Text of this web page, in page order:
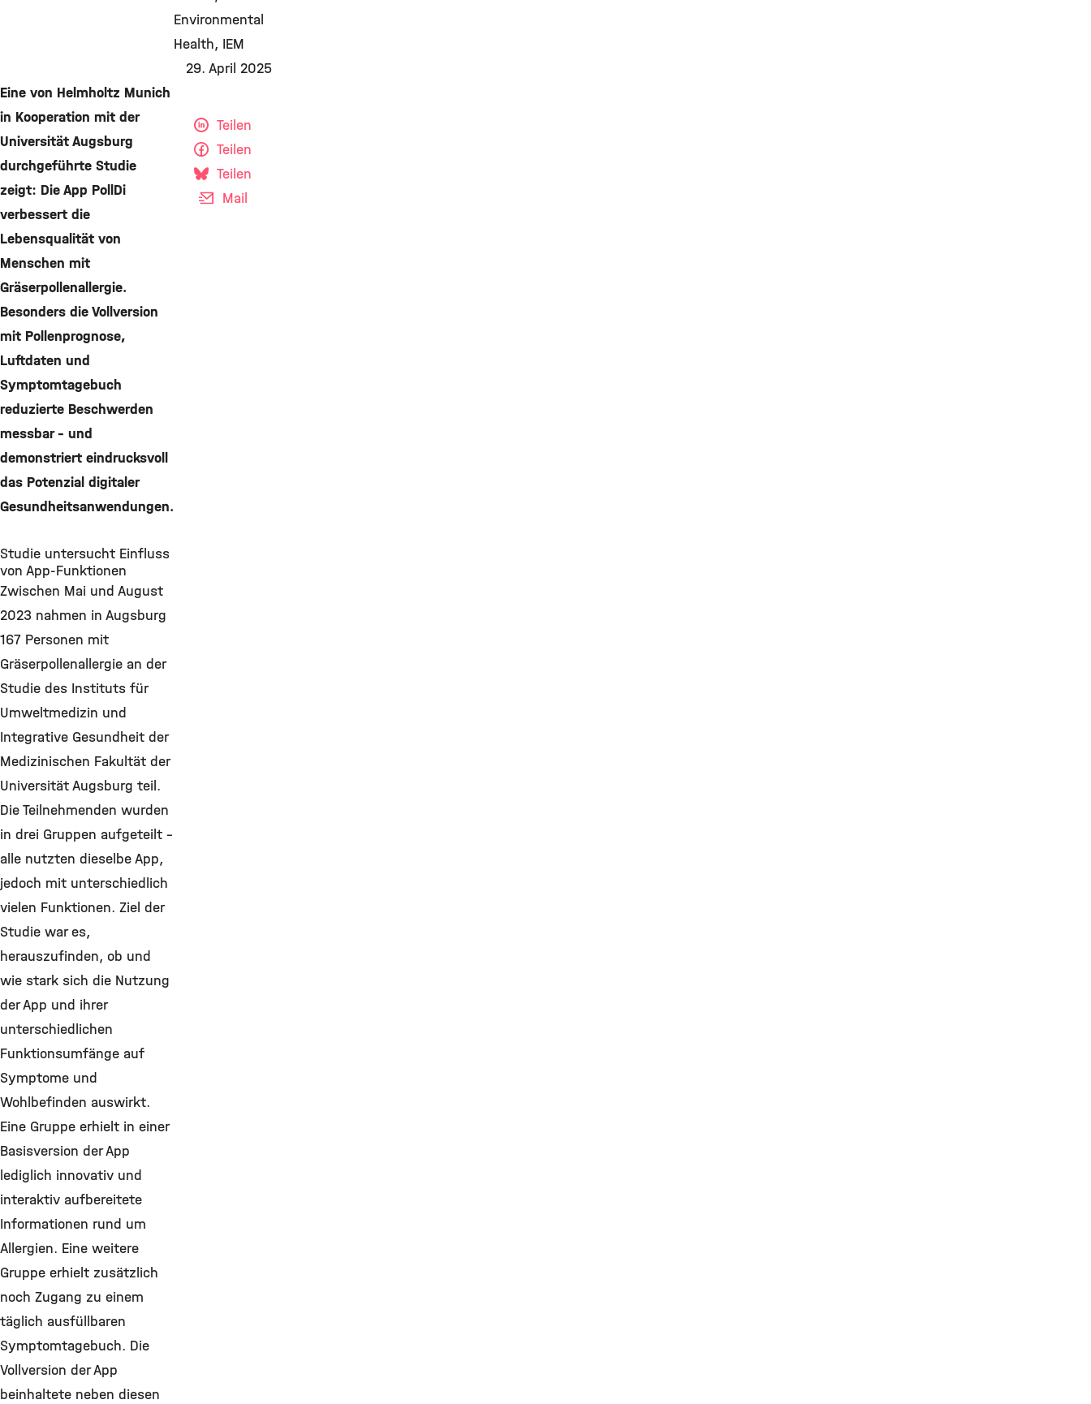
Environmental
Health IEM
29. April 2025
Eine von Helmholtz Munich
in Kooperation mit der
Universität Augsburg
durchgeführte Studie
zeigt: Die App PollDi
verbessert die
Lebensqualität von
Menschen mit
Gräserpollenallergie.
Besonders die Vollversion
mit Pollenprognose,
Luftdaten und
Symptomtagebuch
reduzierte Beschwerden
messbar – und
demonstriert eindrucksvoll
das Potenzial digitaler
Gesundheitsanwendungen.
Studie untersucht Einfluss
von App-Funktionen
Zwischen Mai und August
2023 nahmen in Augsburg
167 Personen mit
Gräserpollenallergie an der
Studie des Instituts für
Umweltmedizin und
Integrative Gesundheit der
Medizinischen Fakultät der
Universität Augsburg teil.
Die Teilnehmenden wurden
in drei Gruppen aufgeteilt –
alle nutzten dieselbe App,
jedoch mit unterschiedlich
vielen Funktionen. Ziel der
Studie war es,
herauszufinden, ob und
wie stark sich die Nutzung
der App und ihrer
unterschiedlichen
Funktionsumfänge auf
Symptome und
Wohlbefinden auswirkt.
Eine Gruppe erhielt in einer
Basisversion der App
lediglich innovativ und
interaktiv aufbereitete
Informationen rund um
Allergien. Eine weitere
Gruppe erhielt zusätzlich
noch Zugang zu einem
täglich ausfüllbaren
Symptomtagebuch. Die
Vollversion der App
beinhaltete neben diesen
Teilen
Teilen
Teilen
Mail